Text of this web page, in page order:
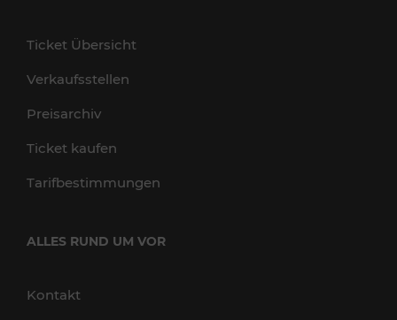
Ticket Übersicht
Verkaufsstellen
Preisarchiv
Ticket kaufen
Tarifbestimmungen
ALLES RUND UM VOR
Kontakt